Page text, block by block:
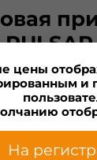
гр,
цены
На